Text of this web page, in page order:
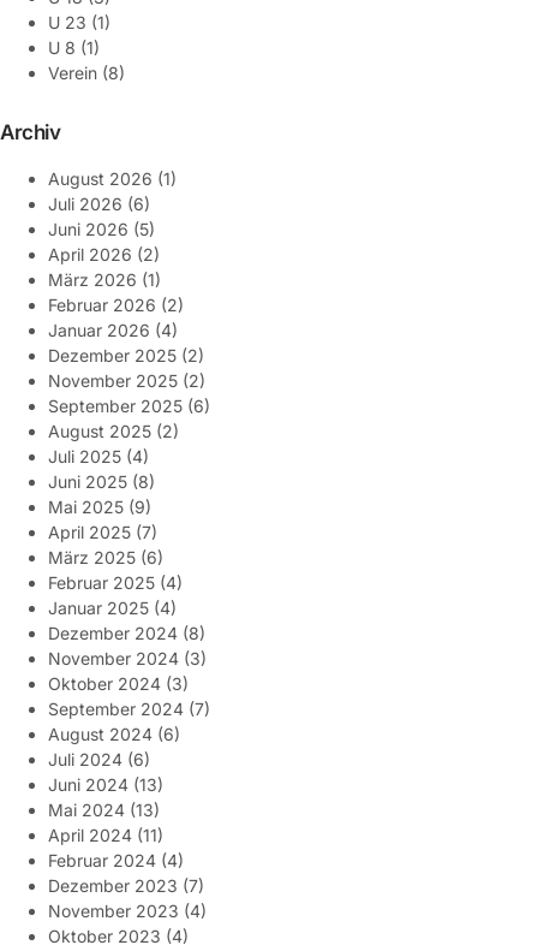
U 23 (1)
U 8 (1)
Verein (8)
Archiv
August 2026 (1)
Juli 2026 (6)
Juni 2026 (5)
April 2026 (2)
März 2026 (1)
Februar 2026 (2)
Januar 2026 (4)
Dezember 2025 (2)
November 2025 (2)
September 2025 (6)
August 2025 (2)
Juli 2025 (4)
Juni 2025 (8)
Mai 2025 (9)
April 2025 (7)
März 2025 (6)
Februar 2025 (4)
Januar 2025 (4)
Dezember 2024 (8)
November 2024 (3)
Oktober 2024 (3)
September 2024 (7)
August 2024 (6)
Juli 2024 (6)
Juni 2024 (13)
Mai 2024 (13)
April 2024 (11)
Februar 2024 (4)
Dezember 2023 (7)
November 2023 (4)
Oktober 2023 (4)